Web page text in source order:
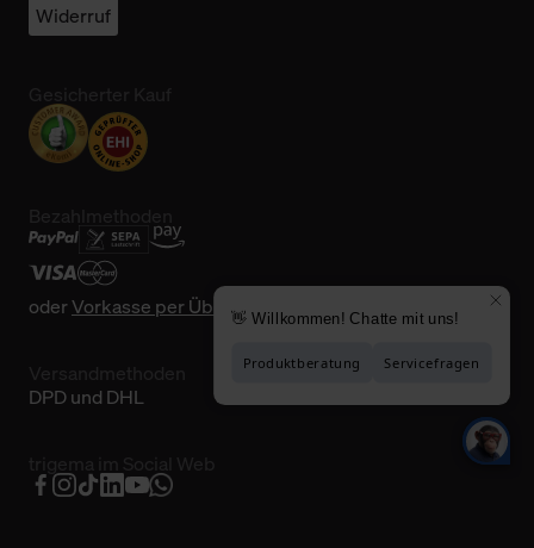
Widerruf
oderVorkasse per Überweisung
DPD und DHL